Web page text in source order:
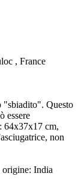
, France
"sbiadito". Questo
essere
64x37x17 cm,
non
origine: India